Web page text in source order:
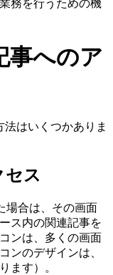
務を行うための機
事へのア
はいくつかありま
セス
場合は、その画面
ス内の関連記事を
ンは、多くの画面
ンのデザインは、
ます）。